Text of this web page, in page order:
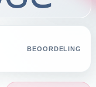
BEOORDELING